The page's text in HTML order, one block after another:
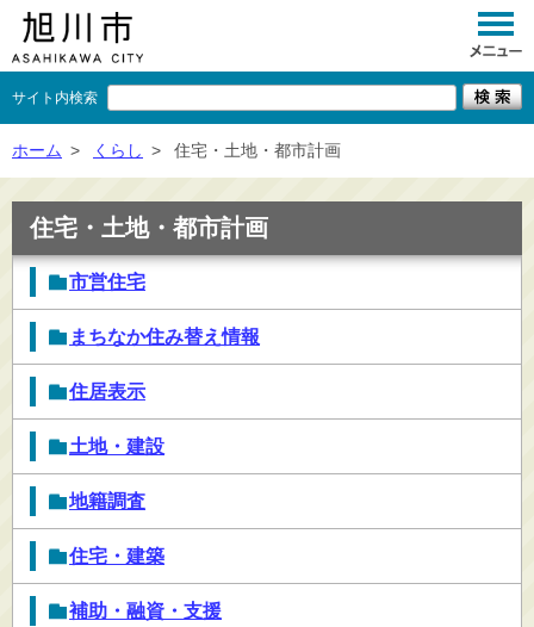
サイト内検索
くらし
観光
施設一覧
ホーム > くらし > 住宅・土地・都市計画
住宅・土地・都市計画
市営住宅
まちなか住み替え情報
住居表示
土地・建設
地籍調査
住宅・建築
補助・融資・支援